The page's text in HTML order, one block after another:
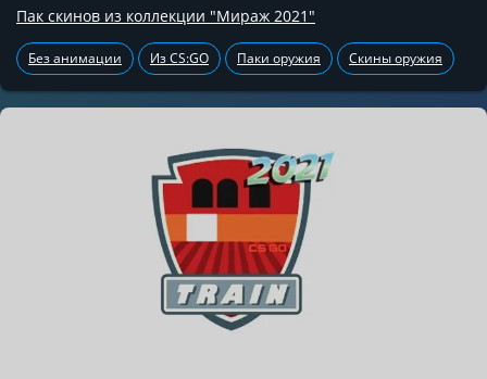
Пак скинов из коллекции "Мираж 2021"
Без анимации Из CS:GO Паки оружия Скины оружия